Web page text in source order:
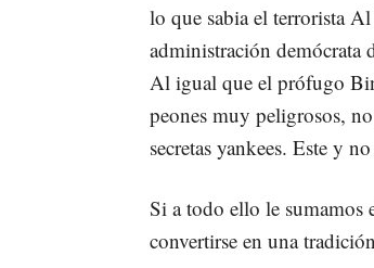
lo que sabia el terrorista
administración demócrata
Al igual que el prófugo
peones muy peligrosos,
secretas yankees. Este y
Si a todo ello le sumamos
convertirse en una